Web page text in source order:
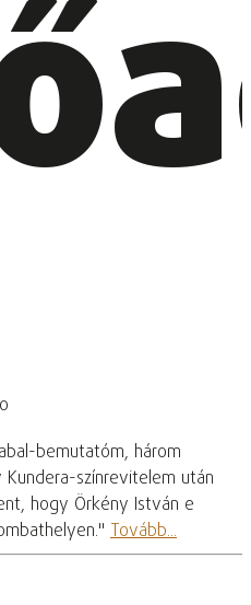
bemutatóm, három
színrevitelem után
hogy Örkény István e
Tovább...